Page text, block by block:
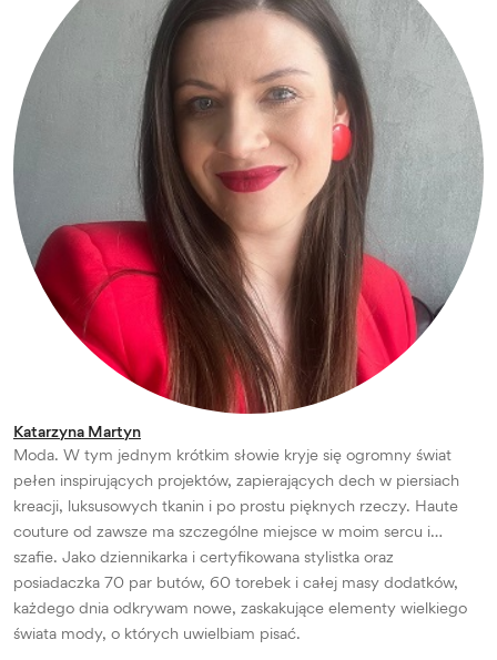
Katarzyna Martyn
Moda. W tym jednym krótkim słowie kryje się ogromny świat
pełen inspirujących projektów, zapierających dech w piersiach
kreacji, luksusowych tkanin i po prostu pięknych rzeczy. Haute
couture od zawsze ma szczególne miejsce w moim sercu i…
szafie. Jako dziennikarka i certyfikowana stylistka oraz
posiadaczka 70 par butów, 60 torebek i całej masy dodatków,
każdego dnia odkrywam nowe, zaskakujące elementy wielkiego
świata mody, o których uwielbiam pisać.